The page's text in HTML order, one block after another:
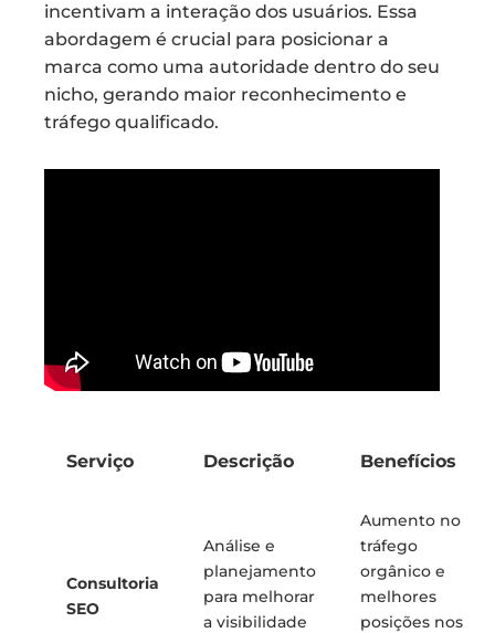
incentivam a interação dos usuários. Essa
abordagem é crucial para posicionar a
marca como uma autoridade dentro do seu
nicho, gerando maior reconhecimento e
tráfego qualificado.
Serviço Descrição Benefícios
Consultoria
SEO
Análise e
planejamento
para melhorar
a visibilidade
Aumento no
tráfego
orgânico e
melhores
posições nos